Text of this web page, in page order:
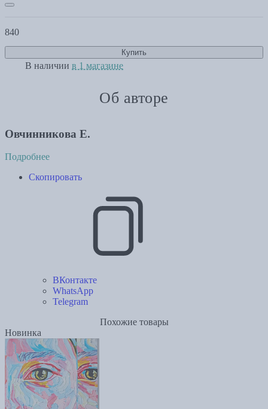
840
Купить
В наличии в 1 магазине
Об авторе
Овчинникова Е.
Подробнее
Скопировать
ВКонтакте
WhatsApp
Telegram
Похожие товары
Новинка